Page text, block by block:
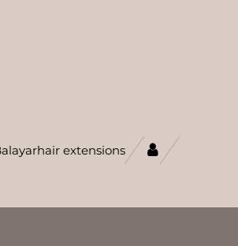
extensions